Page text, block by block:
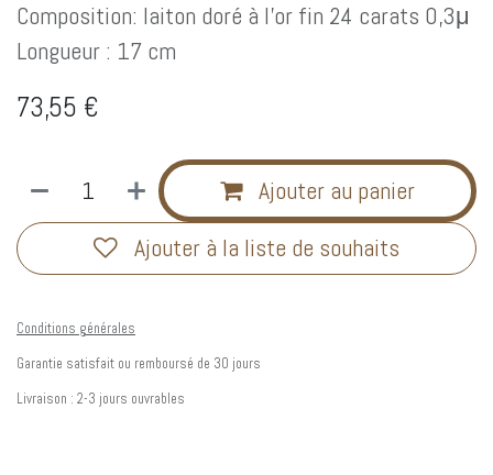
Composition: laiton doré à l’or fin 24 carats 0,3μ
Longueur : 17 cm
73,55 €
Ajouter au panier
Ajouter à la liste de souhaits
Conditions générales
Garantie satisfait ou remboursé de 30 jours
Livraison : 2-3 jours ouvrables